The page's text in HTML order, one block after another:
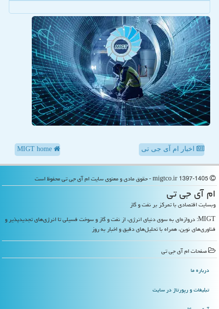
اخبار ام آی جی تی
ام آی جی تی
وبسایت اقتصادی با تمرکز بر نفت و گاز
MIGT: دروازه‌ای به سوی دنیای انرژی، از نفت و گاز و سوخت فسیلی تا انرژی‌های تجدیدپذیر و
فناوری‌های نوین، همراه با تحلیل‌های دقیق و اخبار به روز
صفحات ام آی جی تی
درباره ما
تبلیغات و رپورتاژ در سایت